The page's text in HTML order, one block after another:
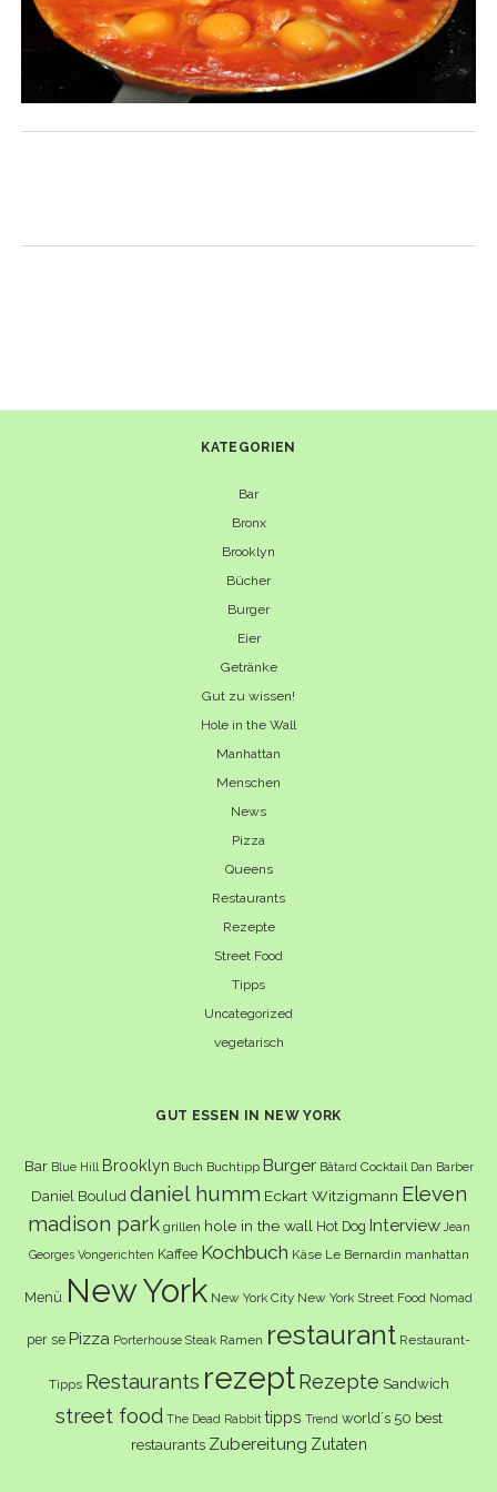
KATEGORIEN
Bar
Bronx
Brooklyn
Bücher
Burger
Eier
Getränke
Gut zu wissen!
Hole in the Wall
Manhattan
Menschen
News
Pizza
Queens
Restaurants
Rezepte
Street Food
Tipps
Uncategorized
vegetarisch
GUT ESSEN IN NEW YORK
Bar Blue Hill Brooklyn Buch Buchtipp Burger Bâtard Cocktail Dan Barber
Daniel Boulud daniel humm Eckart Witzigmann Eleven
madison park grillen hole in the wall Hot Dog Interview Jean
Georges Vongerichten Kaffee Kochbuch Käse Le Bernardin manhattan
Menü New York New York City New York Street Food Nomad
per se Pizza Porterhouse Steak Ramen restaurant Restaurant-
Tipps Restaurants rezept Rezepte Sandwich
street food The Dead Rabbit tipps Trend world´s 50 best
restaurants Zubereitung Zutaten